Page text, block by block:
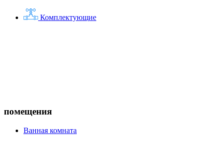
Комплектующие
помещения
Ванная комната